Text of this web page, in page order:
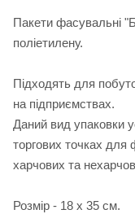
Пакети фасувальні
поліетилену.
Підходять для
на підприємствах.
Даний вид упаковки
торгових точках для
харчових та
Розмір - 18 х 35 см.